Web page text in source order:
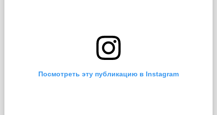
Посмотреть эту публикацию в Instagram